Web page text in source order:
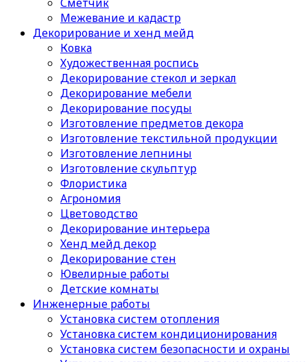
Межевание и кадастр
Декорирование и хенд мейд
Ковка
Художественная роспись
Декорирование стекол и зеркал
Декорирование мебели
Декорирование посуды
Изготовление предметов декора
Изготовление текстильной продукции
Изготовление лепнины
Изготовление скульптур
Флористика
Агрономия
Цветоводство
Декорирование интерьера
Хенд мейд декор
Декорирование стен
Ювелирные работы
Детские комнаты
Инженерные работы
Установка систем отопления
Установка систем кондиционирования
Установка систем безопасности и охраны